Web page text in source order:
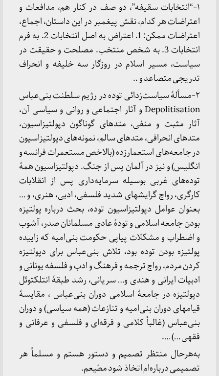
۱-“انتخابات سقیفه”، دو صف در کنار هم، مدافعات و
اعتراضات هر کدام، نقش پیغمبر در این داستان، اجماع،
اعتراضات ممکن: 1. اعتراض به اصل انتخابات 2. به فرم
انتخابات 3. به شخص منتخب. مصلحت و حقیقت در
سیاست، مسیر اسلام در روزگار سه خلیفه و انحراف
تدریجی متصاعد و ..
۲-مسألۀ سیاست‌زدائی توده در رژیم سلطنت بنی‌عباس
Depolitisation و آثار اجتماعی و روانی و سیاسی آن،
آثار مثبت و منفی، متدهای گوناگون دپولتیزاسیون،
متدهای انحرافی، متدهای سالم، نمونه‌های دپولتیزاسیون
در جامعه‌های استعمارزده (بالاخص مستعمرات فرانسه و
انگلیس) و نیز در آلمان پس از جنگ. دپولتیزاسیون همۀ
توده‌های غربی بوسیله سرمایه‌داری پس از انقلابات
کارگری، رواج گرایشهای شدید فلسفی، ادبی، هنری، و …
بعنوان عوامل دپولتیزاسیون توده، بحث درباره پولتیزه
بودن جامعه اسلامی و تودۀ عادی مسلمانان صدر، آشوب
و اضطراب و مشکلات پیاپی حکومت بنی‌امیه که زاییده
پولتیزه بودن توده بود، تلاش بنی‌عباس برای دپولتیزه
کردن مردم، رواج ترجمه و فرهنگ و ادب و فلسفه یونانی و
ادبیات ایرانی و هندی و… سریانی، رشد طبقۀ انتلکتوئل
دپولتیزه در جامعۀ اسلامی دوران بنی‌عباس ، مقایسۀ
قیامهای دوران بنی‌امیه و تنازعات (همه سیاسی) و دوران
بنی‌عباس (غالباً کلامی و فرقه‌ای و فلسفی و عرفانی و
فقهی …) ….
به‌هرحال منتظر تصمیم و دستور هستم و مسلماً هر
تصمیمی درباره‌ام اتخاذ شود مطیعم.